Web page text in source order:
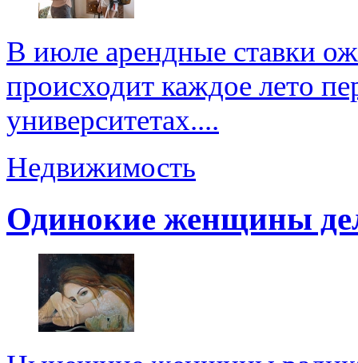
В июле арендные ставки
происходит каждое лето
университетах....
Недвижимость
Одинокие женщины